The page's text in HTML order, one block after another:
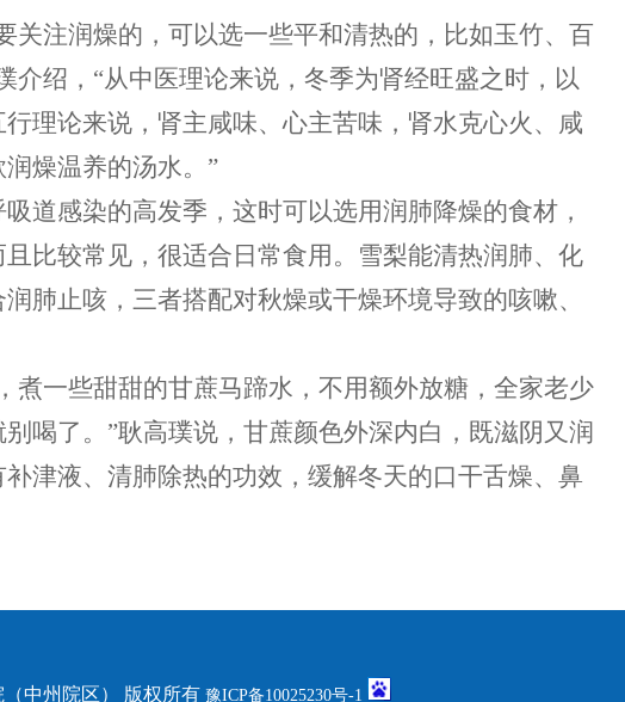
关注润燥的，可以选一些平和清热的，比如玉竹、百
绍，“从中医理论来说，冬季为肾经旺盛之时，以
理论来说，肾主咸味、心主苦味，肾水克心火、咸
燥温养的汤水。”
道感染的高发季，这时可以选用润肺降燥的食材，
比较常见，很适合日常食用。雪梨能清热润肺、化
肺止咳，三者搭配对秋燥或干燥环境导致的咳嗽、
煮一些甜甜的甘蔗马蹄水，不用额外放糖，全家老少
喝了。”耿高璞说，甘蔗颜色外深内白，既滋阴又润
津液、清肺除热的功效，缓解冬天的口干舌燥、鼻
中州院区） 版权所有 豫ICP备10025230号-1